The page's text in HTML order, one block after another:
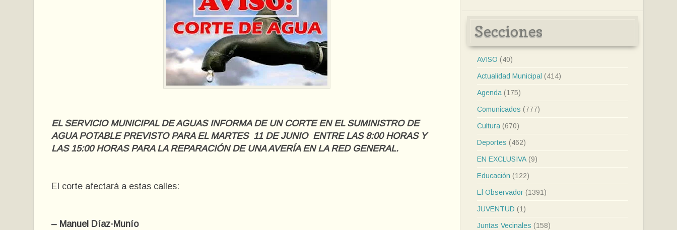
EL SERVICIO MUNICIPAL DE AGUAS INFORMA DE UN CORTE EN EL SUMINISTRO DE
AGUA POTABLE PREVISTO PARA EL MARTES 11 DE JUNIO ENTRE LAS 8:00 HORAS Y
LAS 15:00 HORAS PARA LA REPARACIÓN DE UNA AVERÍA EN LA RED GENERAL.
El corte afectará a estas calles:
– Manuel Díaz-Munío
Secciones
AVISO (40)
Actualidad Municipal (414)
Agenda (175)
Comunicados (777)
Cultura (670)
Deportes (462)
EN EXCLUSIVA (9)
Educación (122)
El Observador (1391)
JUVENTUD (1)
Juntas Vecinales (158)